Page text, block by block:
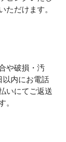
だけます。
や破損・汚
内にお電話
いにてご返送